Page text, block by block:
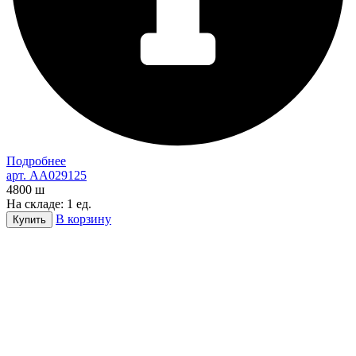
Подробнее
арт. AA029125
4800 ш
На складе: 1 ед.
Купить В корзину